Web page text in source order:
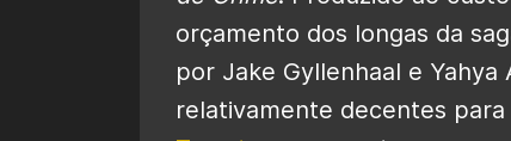
orçamento dos longas da
por Jake Gyllenhaal e
relativamente decentes